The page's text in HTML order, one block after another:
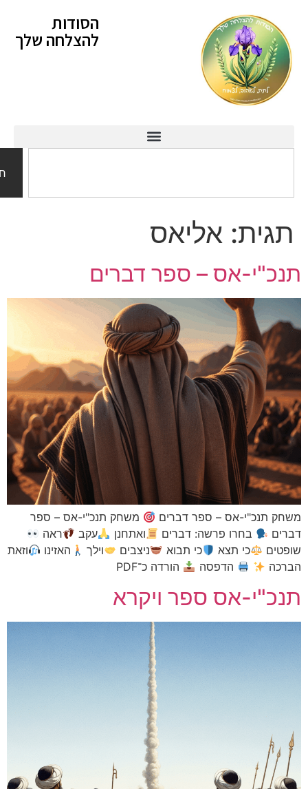
הסודות
להצלחה שלך
אליאס
אס – ספר דברים
אס – ספר דברים
משחק תנכ"י-אס – ספר
בחרו פרשה: דברים ואתחנן עקב
ראה
כי תצא כי תבוא ניצבים וילך האזינו
וזאת
הדפסה הורדה כ־PDF
אס ספר ויקרא